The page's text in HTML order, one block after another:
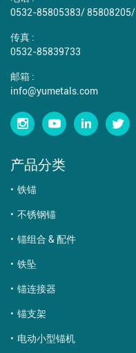
0532-85805383/85808205/
传真 :
0532-85839733
邮箱 :
info@yumetals.com
产品分类
铁锚
不锈钢锚
锚组合 & 配件
铁坠
锚连接器
锚支架
电动小型锚机